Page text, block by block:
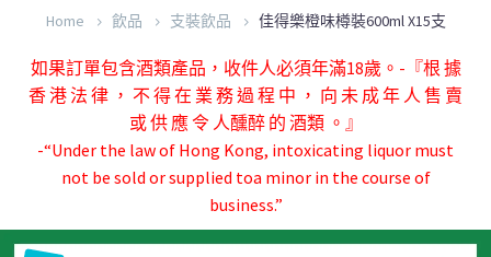
Home 飲品 支裝飲品 佳得樂橙味樽裝600ml X15支
如果訂單包含酒類產品，收件人必須年滿18歲。-『根 據
香 港 法 律 ， 不 得 在 業 務 過 程 中 ， 向 未 成 年 人 售 賣
或 供 應 令 人醺醉 的 酒類 。』
-“Under the law of Hong Kong, intoxicating liquor must
not be sold or supplied toa minor in the course of
business.”